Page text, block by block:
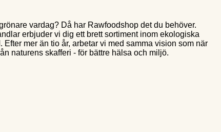
vardag? Då har Rawfoodshop det du behöver.
erbjuder vi dig ett brett sortiment inom ekologiska
Efter mer än tio år, arbetar vi med samma vision som när
naturens skafferi - för bättre hälsa och miljö.